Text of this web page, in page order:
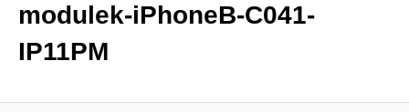
modulek-iPhoneB-C041-
IP11PM